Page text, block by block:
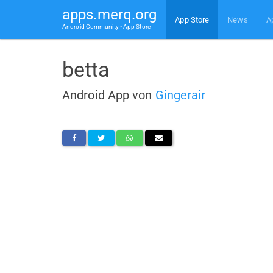
apps.merq.org
Android Community • App Store
App Store News
betta
Android App von Gingerair